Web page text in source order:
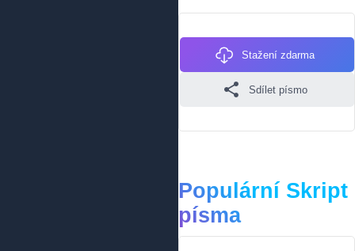
Stažení zdarma
Sdílet písmo
Populární Skript
písma